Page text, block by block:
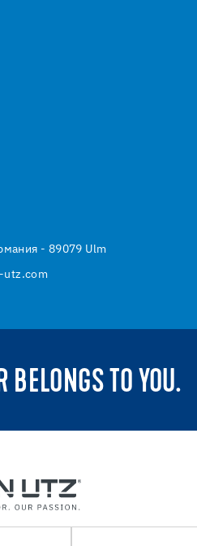
- 89079 Ulm
utz.com
BELONGS TO YOU.